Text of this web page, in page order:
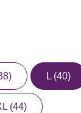
L (40)
(44)